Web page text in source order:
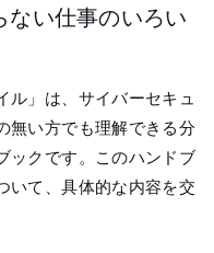
ない仕事のいろい
ル」は、サイバーセキュ
無い方でも理解できる分
ックです。このハンドブ
いて、具体的な内容を交